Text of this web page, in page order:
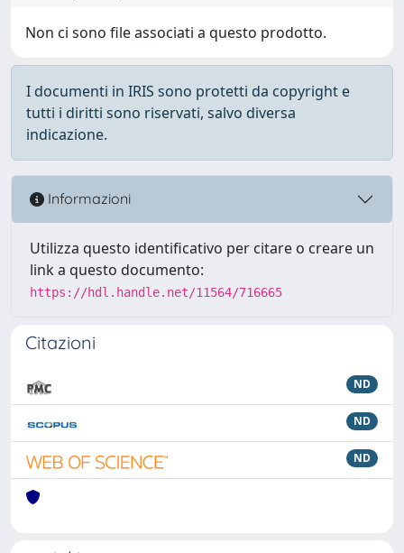
Non ci sono file associati a questo prodotto.
I documenti in IRIS sono protetti da copyright e
tutti i diritti sono riservati, salvo diversa
indicazione.
Informazioni
Utilizza questo identificativo per citare o creare un
link a questo documento:
https://hdl.handle.net/11564/716665
Citazioni
ND
ND
ND